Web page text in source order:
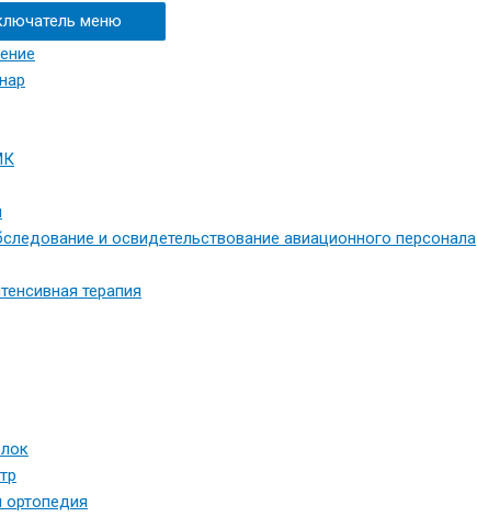
меню
и освидетельствование авиационного персонала
терапия
ортопедия